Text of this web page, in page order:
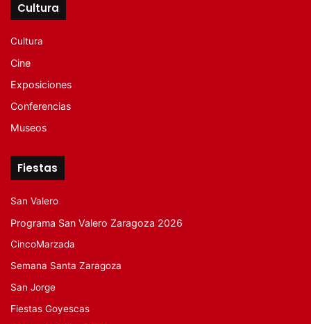
Cultura
Cultura
Cine
Exposiciones
Conferencias
Museos
Fiestas
San Valero
Programa San Valero Zaragoza 2026
CincoMarzada
Semana Santa Zaragoza
San Jorge
Fiestas Goyescas